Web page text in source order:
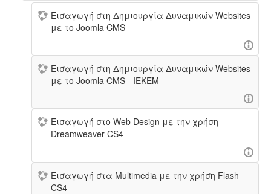
Εισαγωγή στη Δημιουργία Δυναμικών Websites
με τo Joomla CMS
Εισαγωγή στη Δημιουργία Δυναμικών Websites
με τo Joomla CMS - IEKEM
Εισαγωγή στο Web Design με την χρήση
Dreamweaver CS4
Εισαγωγή στα Multimedia με την χρήση Flash
CS4